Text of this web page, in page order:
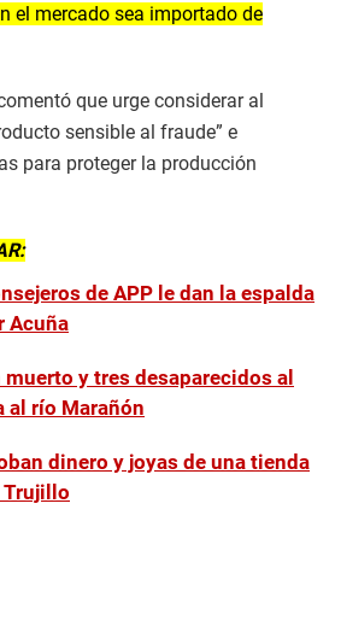
el mercado sea importado de
que urge considerar al
sensible al fraude” e
para proteger la producción
de APP le dan la espalda
Acuña
muerto y tres desaparecidos al
al río Marañón
dinero y joyas de una tienda
Trujillo